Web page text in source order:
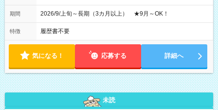
期間 2026/9/上旬～長期（3カ月以上） ★9月～OK！
特徴 履歴書不要
気になる！ 応募する 詳細へ
未読